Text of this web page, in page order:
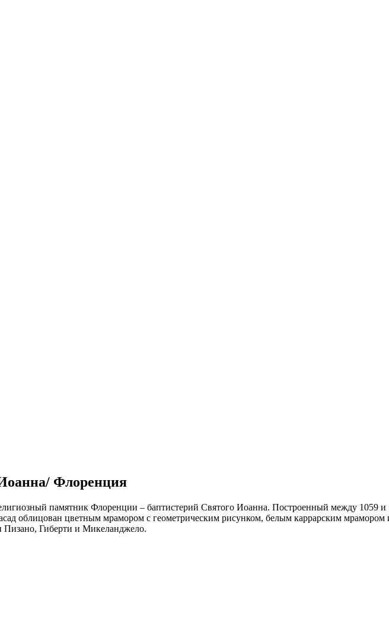
Флоренция
памятник Флоренции – баптистерий Святого Иоанна. Построенный между 1059
облицован цветным мрамором с геометрическим рисунком, белым каррарским
Пизано, Гиберти и Микеланджело.